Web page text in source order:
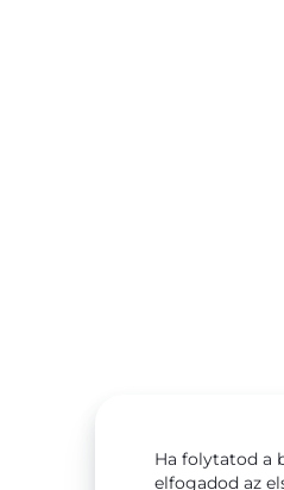
Ha folytatod a
elfogadod az